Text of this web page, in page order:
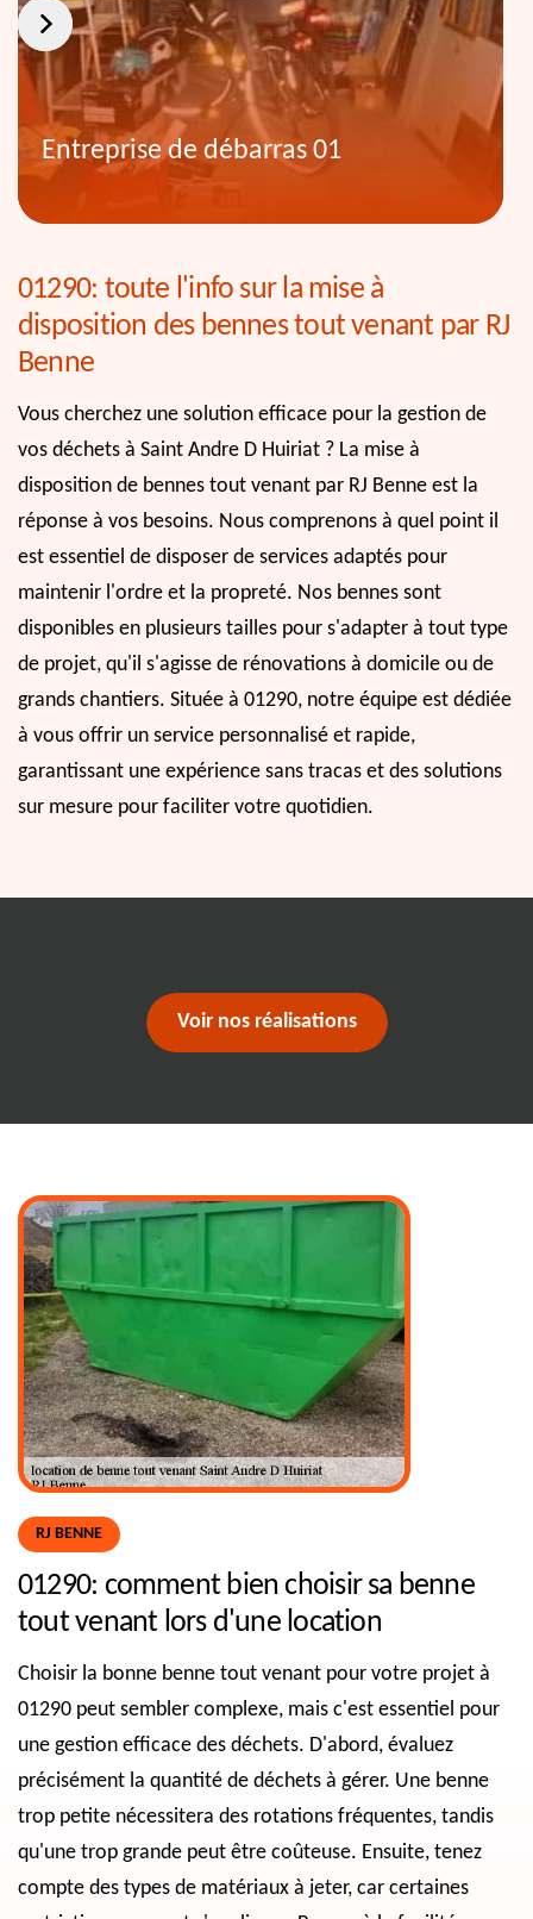
Entreprise de débarras 01
01290: toute l'info sur la mise à
disposition des bennes tout venant par RJ
Benne
Vous cherchez une solution efficace pour la gestion de
vos déchets à Saint Andre D Huiriat ? La mise à
disposition de bennes tout venant par RJ Benne est la
réponse à vos besoins. Nous comprenons à quel point il
est essentiel de disposer de services adaptés pour
maintenir l'ordre et la propreté. Nos bennes sont
disponibles en plusieurs tailles pour s'adapter à tout type
de projet, qu'il s'agisse de rénovations à domicile ou de
grands chantiers. Située à 01290, notre équipe est dédiée
à vous offrir un service personnalisé et rapide,
garantissant une expérience sans tracas et des solutions
sur mesure pour faciliter votre quotidien.
Voir nos réalisations
RJ BENNE
01290: comment bien choisir sa benne
tout venant lors d'une location
Choisir la bonne benne tout venant pour votre projet à
01290 peut sembler complexe, mais c'est essentiel pour
une gestion efficace des déchets. D'abord, évaluez
précisément la quantité de déchets à gérer. Une benne
trop petite nécessitera des rotations fréquentes, tandis
qu'une trop grande peut être coûteuse. Ensuite, tenez
compte des types de matériaux à jeter, car certaines